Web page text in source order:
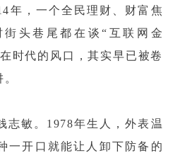
年，一个全民理财、财富焦
头巷尾都在谈“互联网金
时代的风口，其实早已被卷
志敏。1978年生人，外表温
一开口就能让人卸下防备的